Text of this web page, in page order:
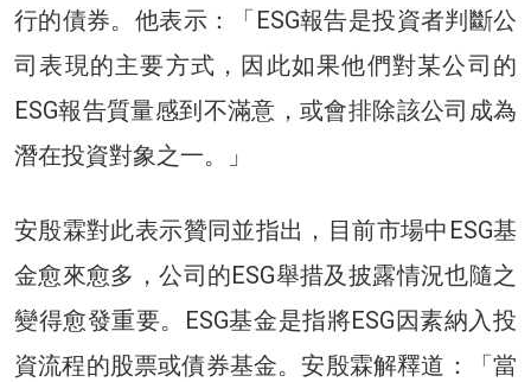
行的債券。他表示：「ESG報告是投資者判斷公
司表現的主要方式，因此如果他們對某公司的
ESG報告質量感到不滿意，或會排除該公司成為
潛在投資對象之一。」
安殷霖對此表示贊同並指出，目前市場中ESG基
金愈來愈多，公司的ESG舉措及披露情況也隨之
變得愈發重要。ESG基金是指將ESG因素納入投
資流程的股票或債券基金。安殷霖解釋道：「當